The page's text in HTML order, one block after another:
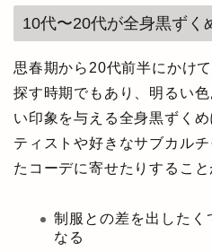
10代〜20代が全身黒ずく
思春期から20代前半にかけ
探す時期でもあり、明るい
い印象を与える全身黒ずく
ティストや好きなサブカル
たコーデに寄せたりすること
制服との差を出したく
なる